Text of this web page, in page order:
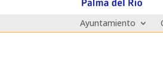
Ayuntamiento